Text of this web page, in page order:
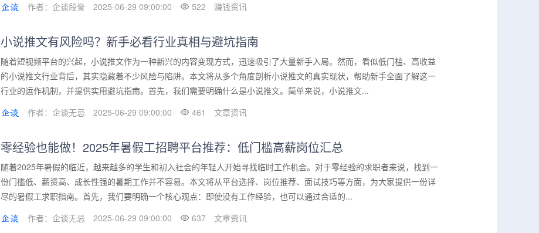
作者：企谈段誉
2025-06-29 09:00:00 522 赚钱资讯
小说推文有风险吗？新手必看行业真相与避坑指南
随着短视频平台的兴起，小说推文作为一种新兴的内容变现方式，迅速吸引了大量新手入局。然而，看似低门槛、高收益
的小说推文行业背后，其实隐藏着不少风险与陷阱。本文将从多个角度剖析小说推文的真实现状，帮助新手全面了解这一
行业的运作机制，并提供实用避坑指南。首先，我们需要明确什么是小说推文。简单来说，小说推文...
作者：企谈无忌
2025-06-29 09:00:00 461 文章资讯
零经验也能做！2025年暑假工招聘平台推荐：低门槛高薪岗位汇总
随着2025年暑假的临近，越来越多的学生和初入社会的年轻人开始寻找临时工作机会。对于零经验的求职者来说，找到一
份门槛低、薪资高、成长性强的暑期工作并不容易。本文将从平台选择、岗位推荐、面试技巧等方面，为大家提供一份详
尽的暑假工求职指南。首先，我们要明确一个核心观点：即使没有工作经验，也可以通过合适的...
作者：企谈无忌
2025-06-29 09:00:00 637 文章资讯